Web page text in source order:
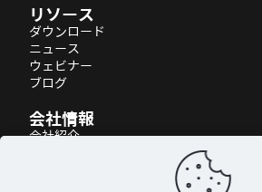
リソース
ダウンロード
ニュース
ウェビナー
ブログ
会社情報
会社紹介